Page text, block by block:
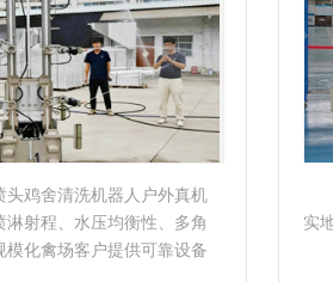
头鸡舍清洗机器人户外真机
射程、水压均衡性、多角
模化禽场客户提供可靠设备
实